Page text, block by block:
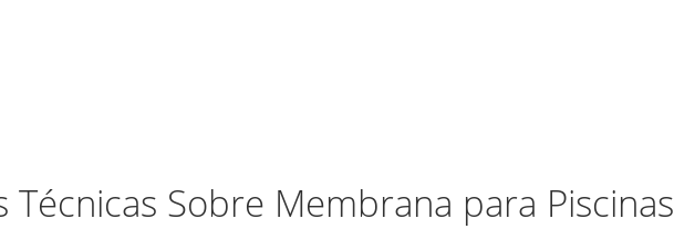
Técnicas Sobre Membrana para Piscinas